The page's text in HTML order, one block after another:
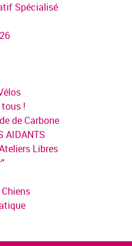
Spécialisé
!
de Carbone
AIDANTS
Libres